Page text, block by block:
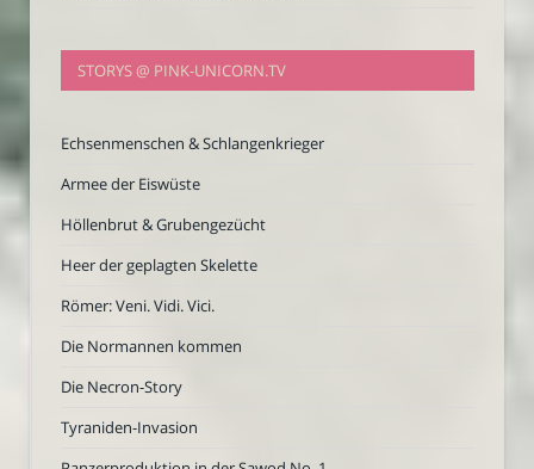
STORYS @ PINK-UNICORN.TV
Echsenmenschen & Schlangenkrieger
Armee der Eiswüste
Höllenbrut & Grubengezücht
Heer der geplagten Skelette
Römer: Veni. Vidi. Vici.
Die Normannen kommen
Die Necron-Story
Tyraniden-Invasion